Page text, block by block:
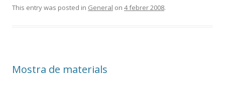
e
k
itt m
ix
This entry was posted in General on 4 febrer 2008.
Mostra de materials